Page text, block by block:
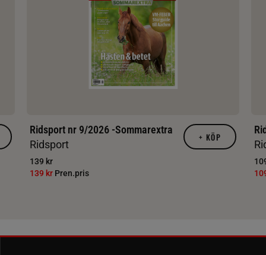
Ridsport nr 9/2026 -Sommarextra
Ridsport
139 kr
139 kr Pren.pris
+ KÖP